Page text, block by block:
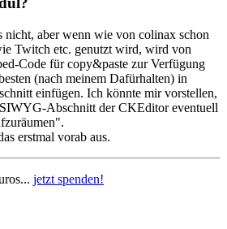
aber wenn wie von colinax schon
Twitch etc. genutzt wird, wird von
Code für copy&paste zur Verfügung
(nach meinem Dafürhalten) in
einfügen. Ich könnte mir vorstellen,
Abschnitt der CKEditor eventuell
erstmal vorab aus.
jetzt spenden!